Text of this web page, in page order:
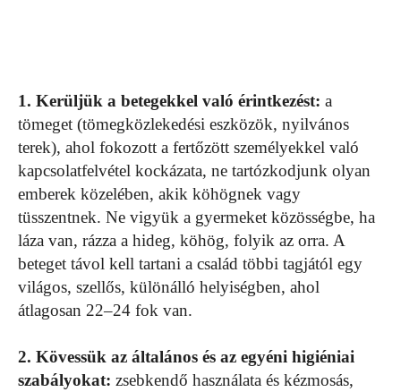
1. Kerüljük a betegekkel való érintkezést: a
tömeget (tömegközlekedési eszközök, nyilvános
terek), ahol fokozott a fertőzött személyekkel való
kapcsolatfelvétel kockázata, ne tartózkodjunk olyan
emberek közelében, akik köhögnek vagy
tüsszentnek. Ne vigyük a gyermeket közösségbe, ha
láza van, rázza a hideg, köhög, folyik az orra. A
beteget távol kell tartani a család többi tagjától egy
világos, szellős, különálló helyiségben, ahol
átlagosan 22–24 fok van.
2. Kövessük az általános és az egyéni higiéniai
szabályokat: zsebkendő használata és kézmosás,